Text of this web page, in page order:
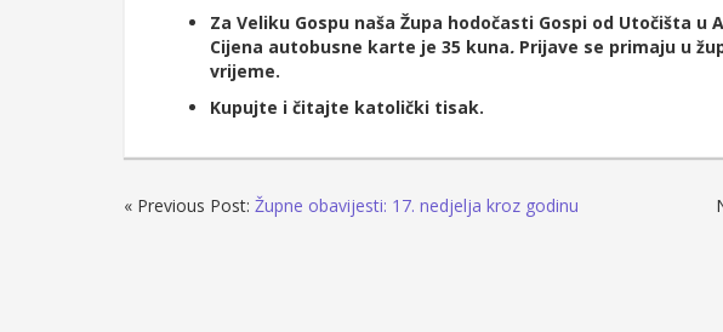
Za Veliku Gospu naša Župa hodočasti Gospi od Utočišta u
Cijena autobusne karte je 35 kuna. Prijave se primaju u
vrijeme.
Kupujte i čitajte katolički tisak.
« Previous Post: Župne obavijesti: 17. nedjelja kroz godinu